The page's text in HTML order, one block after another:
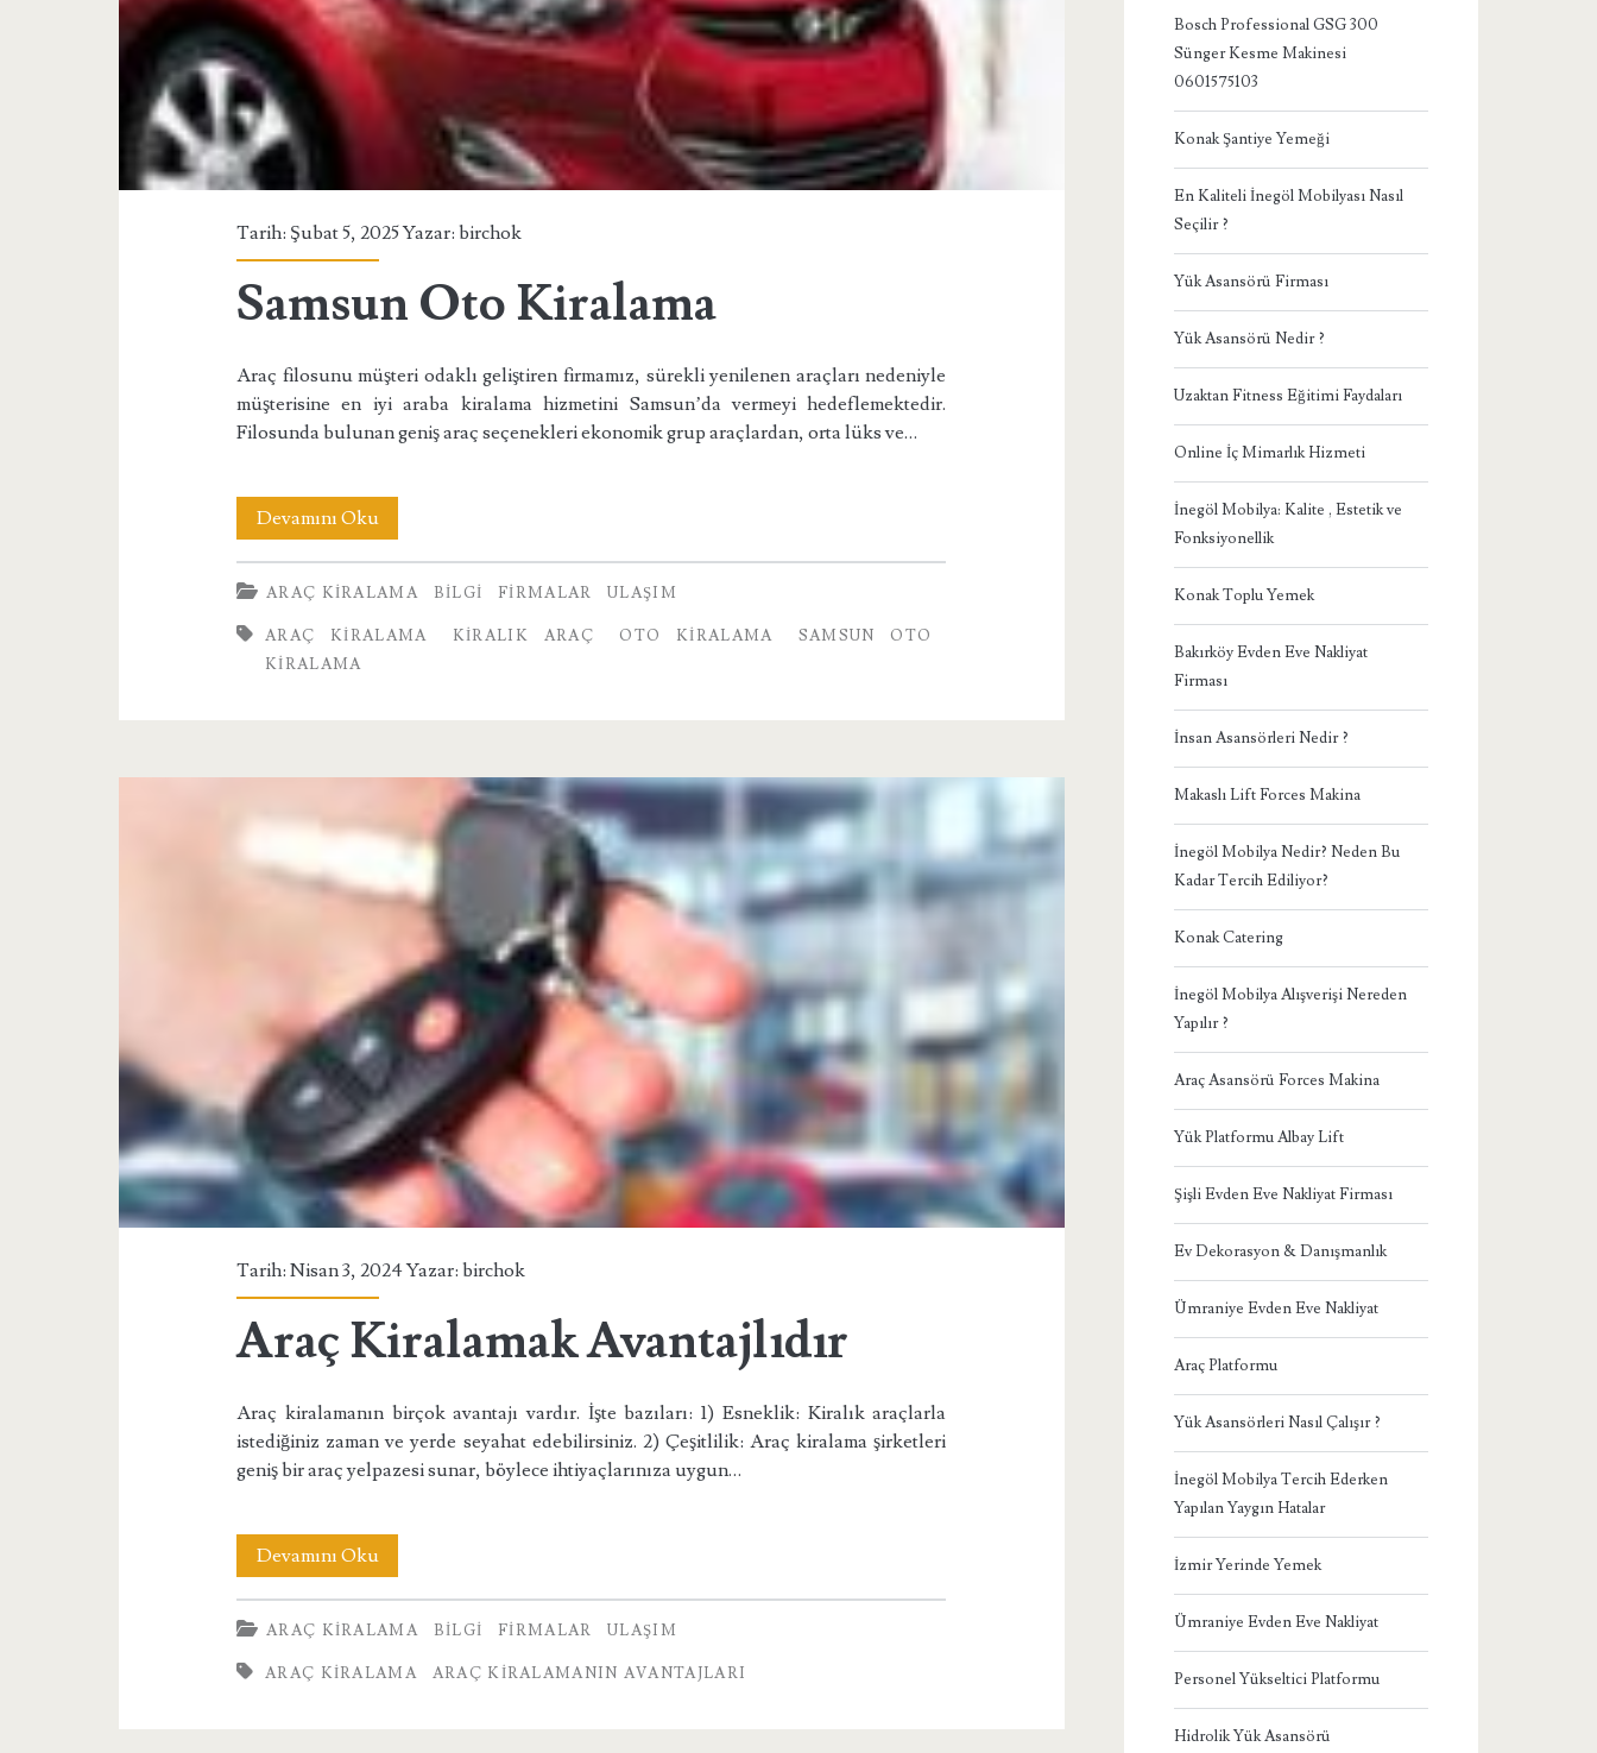
Tarih: Şubat 5, 2025 Yazar:birchok
Samsun Oto Kiralama
Araç filosunu müşteri odaklı geliştiren firmamız, sürekli yenilenen araçları nedeniyle
müşterisine en iyi araba kiralama hizmetini Samsun’da vermeyi hedeflemektedir.
Filosunda bulunan geniş araç seçenekleri ekonomik grup araçlardan, orta lüks ve…
Devamını OkuSamsun
Oto
Kiralama
ARAÇ KIRALAMA BILGI FIRMALAR ULAŞIM
ARAÇ KIRALAMA KIRALIK ARAÇ OTO KIRALAMA
SAMSUN OTO
KIRALAMA
Tarih: Nisan 3, 2024 Yazar:birchok
Araç Kiralamak Avantajlıdır
Araç kiralamanın birçok avantajı vardır. İşte bazıları: 1) Esneklik: Kiralık araçlarla
istediğiniz zaman ve yerde seyahat edebilirsiniz. 2) Çeşitlilik: Araç kiralama şirketleri
geniş bir araç yelpazesi sunar, böylece ihtiyaçlarınıza uygun…
Devamını OkuAraç
Kiralamak
Avantajlıdır
ARAÇ KIRALAMA BILGI FIRMALAR ULAŞIM
ARAÇ KIRALAMA ARAÇ KIRALAMANIN AVANTAJLARI
Bosch Professional GSG 300
Sünger Kesme Makinesi
0601575103
Konak Şantiye Yemeği
En Kaliteli İnegöl Mobilyası Nasıl
Seçilir ?
Yük Asansörü Firması
Yük Asansörü Nedir ?
Uzaktan Fitness Eğitimi Faydaları
Online İç Mimarlık Hizmeti
İnegöl Mobilya: Kalite , Estetik ve
Fonksiyonellik
Konak Toplu Yemek
Bakırköy Evden Eve Nakliyat
Firması
İnsan Asansörleri Nedir ?
Makaslı Lift Forces Makina
İnegöl Mobilya Nedir? Neden Bu
Kadar Tercih Ediliyor?
Konak Catering
İnegöl Mobilya Alışverişi Nereden
Yapılır ?
Araç Asansörü Forces Makina
Yük Platformu Albay Lift
Şişli Evden Eve Nakliyat Firması
Ev Dekorasyon & Danışmanlık
Ümraniye Evden Eve Nakliyat
Araç Platformu
Yük Asansörleri Nasıl Çalışır ?
İnegöl Mobilya Tercih Ederken
Yapılan Yaygın Hatalar
İzmir Yerinde Yemek
Ümraniye Evden Eve Nakliyat
Personel Yükseltici Platformu
Hidrolik Yük Asansörü